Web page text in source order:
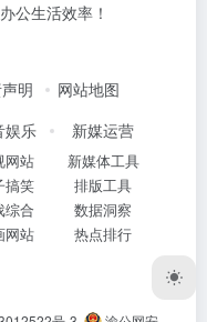
公生活效率！
明
网站地图
娱乐
网站
搞笑
综合
网站
新媒运营
新媒体工具
排版工具
数据洞察
热点排行